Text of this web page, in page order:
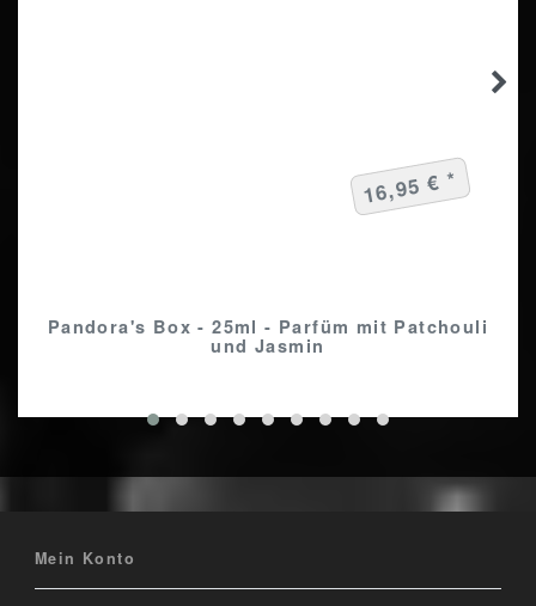
Pandora's Box - 25ml - Parfüm mit Patchouli
und Jasmin
16,95 € *
Mein Konto